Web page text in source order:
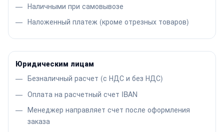
Наличными при самовывозе
Наложенный платеж (кроме отрезных товаров)
Юридическим лицам
Безналичный расчет (с НДС и без НДС)
Оплата на расчетный счет IBAN
Менеджер направляет счет после оформления
заказа